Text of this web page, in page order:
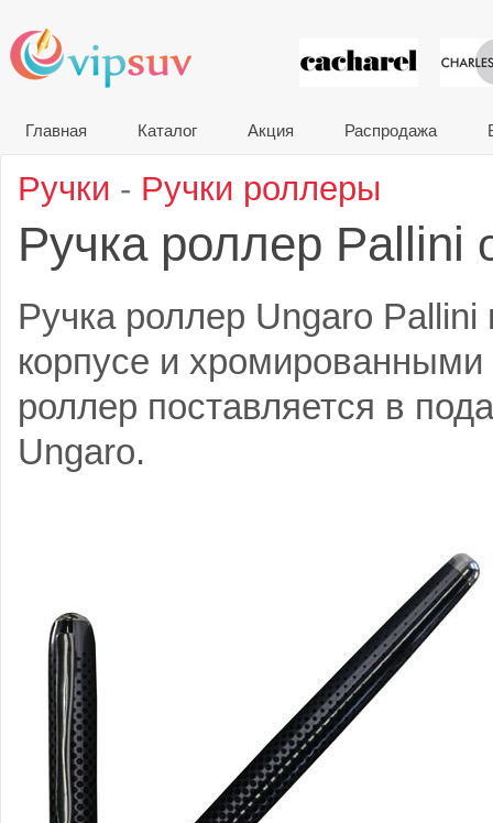
VIP
Главная Каталог Акция Распродажа
Ручки - Ручки роллеры
Ручка роллер Pallini
Ручка роллер Ungaro
корпусе и
роллер поставляется в
Ungaro.